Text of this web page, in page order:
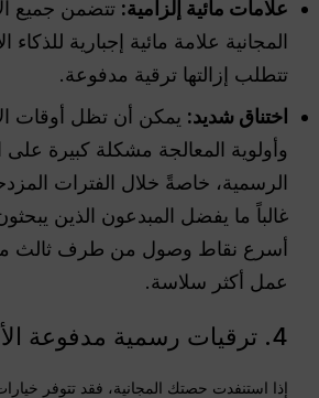
علامات مائية إلزامية: تتضمن جميع
المجانية علامة مائية إجبارية
تتطلب إزالتها ترقية مدفوعة.
اختناق شديد: يمكن أن تظل أوقات
وأولوية المعالجة مشكلة كبيرة
الرسمية، خاصةً خلال الفترات
غالباً ما يفضل المبدعون الذين
أسرع نقاط وصول من طرف ثالث
عمل أكثر سلاسة.
4. ترقيات رسمية مدفوعة الأجر
إذا استنفدت حصتك المجانية، فقد تتوفر